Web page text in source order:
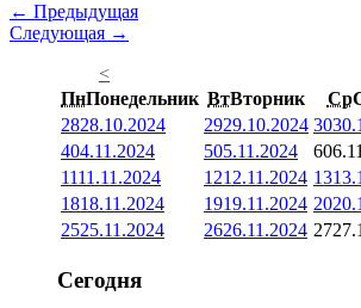
← Предыдущая
Следующая →
<
ПнПонедельник ВтВторник Ср
2828.10.2024 2929.10.2024 30
404.11.2024 505.11.2024 6
1111.11.2024 1212.11.2024 13
1818.11.2024 1919.11.2024 20
2525.11.2024 2626.11.2024 27
Сегодня